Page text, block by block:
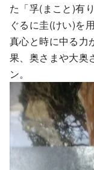
た「孚(まこと)有
ぐるに圭(けい)を
真心と時に中る力
果、奥さまや大奥
ン。